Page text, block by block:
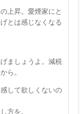
上昇。愛煙家にと
とは感じなくなる
ましょうよ。減税
ら。
して欲しくないの
方を。